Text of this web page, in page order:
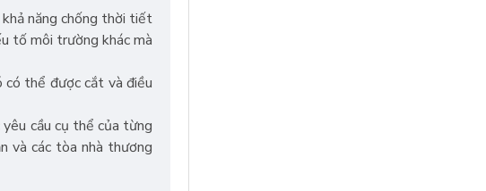
năng chống thời tiết
tố môi trường khác mà
thể được cắt và điều
cầu cụ thể của từng
và các tòa nhà thương